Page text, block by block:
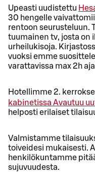
Upeasti uudistettu
30 hengelle
rentoon seurusteluun.
tuumainen tv, josta on
urheilukisoja.
vuoksi emme
varattavissa max 2h
Hotellimme 2.
kabinetissa Avautuu
helposti erilaiset
Valmistamme
toiveidesi mukaisesti.
henkilökuntamme
sujuvuudesta.